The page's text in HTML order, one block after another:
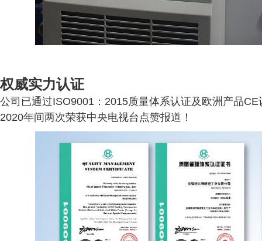
权威实力认证
公司已通过ISO9001：2015质量体系认证及欧洲产品
2020年间两次荣获中央电视台点赞报道！